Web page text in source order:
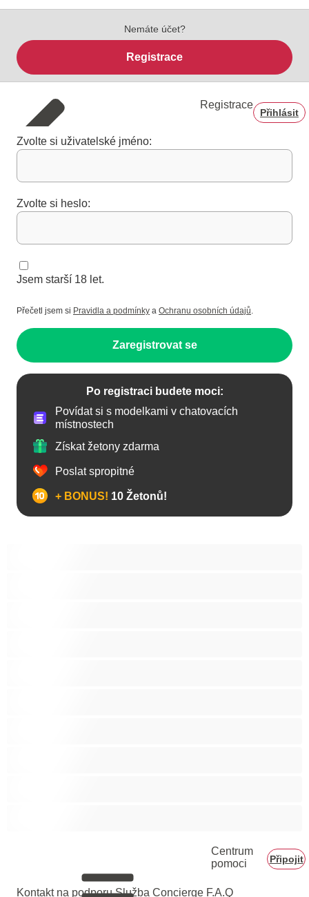
Nemáte účet?
Registrace
Registrace
Přihlásit
Zvolte si uživatelské jméno:
Zvolte si heslo:
Jsem starší 18 let.
Přečetl jsem si Pravidla a podmínky a Ochranu osobních údajů.
Zaregistrovat se
Po registraci budete moci:
Povídat si s modelkami v chatovacích
místnostech
Získat žetony zdarma
Poslat spropitné
+ BONUS! 10 Žetonů!
Centrum
pomoci
Připojit
Kontakt na podporu Služba Concierge F.A.Q